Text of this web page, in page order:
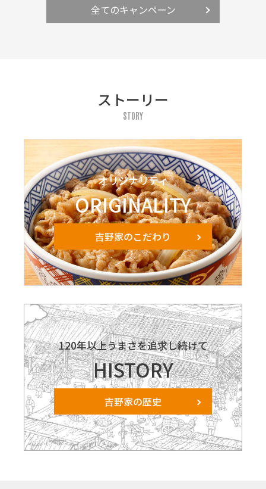
全てのキャンペーン
ストーリー
STORY
オリジナリティ
ORIGINALITY
吉野家のこだわり
120年以上うまさを追求し続けて
HISTORY
吉野家の歴史